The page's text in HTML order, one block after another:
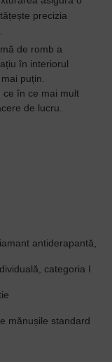
precizia
de romb a
în interiorul
puțin.
ce în ce mai mult
de lucru.
antiderapantă,
categoria I
mănușile standard